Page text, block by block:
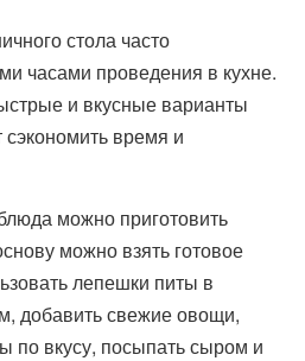
стола часто
часами проведения в кухне.
и вкусные варианты
время и
можно приготовить
можно взять готовое
лепешки питы в
добавить свежие овощи,
по вкусу, посыпать сыром и